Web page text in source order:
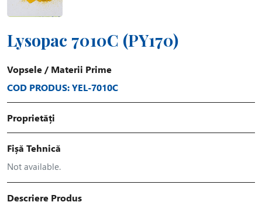
Lysopac 7010C (PY170)
Vopsele / Materii Prime
COD PRODUS: YEL-7010C
Proprietăți
Fișă Tehnică
Not available.
Descriere Produs